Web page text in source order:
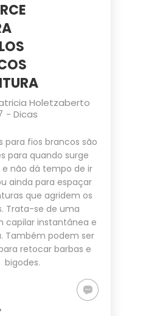
Holetzaberto
- Dicas
para fios brancos são
para quando surge
não dá tempo de ir
ainda para espaçar
que agridem os
Trata-se de uma
capilar instantânea e
Também podem ser
retocar barbas e
bigodes.